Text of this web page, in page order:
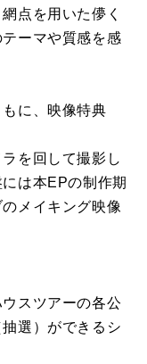
点を用いた儚く
ーマや質感を感
に、映像特典
を回して撮影し
は本EPの制作期
メイキング映像
スツアーの各公
選）ができるシ